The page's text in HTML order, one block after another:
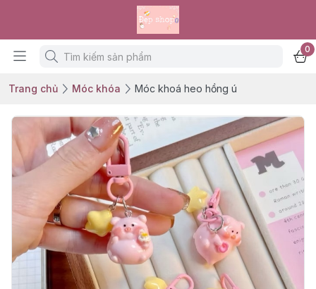
0
Trang chủ Móc khóa Móc khoá heo hồng ú